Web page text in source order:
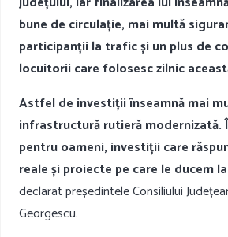
bune de circulație, mai multă
participanții la trafic și un plus de
locuitorii care folosesc zilnic
Astfel de investiții înseamnă mai
infrastructură rutieră modernizată.
pentru oameni, investiții care
reale și proiecte pe care le ducem
declarat președintele Consiliului
Georgescu.